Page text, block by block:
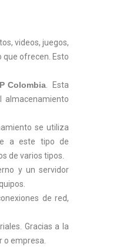
videos, juegos,
que ofrecen. Esto
Colombia. Esta
almacenamiento
se utiliza
a este tipo de
de varios tipos.
y un servidor
de red,
Gracias a la
o empresa.